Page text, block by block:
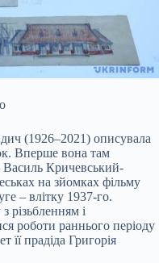
(1926–2021) описувала
Вперше вона там
Василь Кричевський-
на зйомках фільму
– влітку 1937-го.
різьбленням і
роботи раннього періоду
її прадіда Григорія